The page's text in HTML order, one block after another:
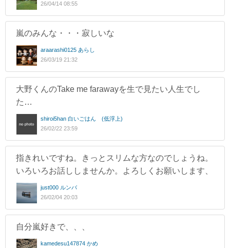
26/04/14 08:55
嵐のみんな・・・寂しいな
araarashi0125 あらし
26/03/19 21:32
大野くんのTake me farawayを生で見たい人生でし
た…
shiroi5han 白いごはん (低浮上)
26/02/22 23:59
指きれいですね。きっとスリムな方なのでしょうね。
いろいろお話ししませんか。よろしくお願いします、
just000 ルンバ
26/02/04 20:03
自分嵐好きで、、、
kamedesu147874 かめ